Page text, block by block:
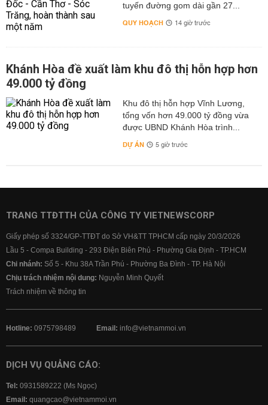
tuyến đường gom dài gần 27...
QUY HOẠCH 14 giờ trước
Khánh Hòa đề xuất làm khu đô thị hỗn hợp hơn
49.000 tỷ đồng
Khu đô thị hỗn hợp Vĩnh Lương,
tổng vốn hơn 49.000 tỷ đồng vừa
được UBND Khánh Hòa trình...
DỰ ÁN 5 giờ trước
TRANG TTĐTTH CỦA CÔNG TY VIETNEWSCORP
Giấy phép số 3324/GP-TTĐT do Sở VH&TT TPHCM cấp ngày 20/3/2026
Lầu 5 - Compa Building - 293 Điện Biên Phủ - Phường Gia Định - TP.HCM
Chi nhánh: Số 5 - Khu 38A Trần Phú - Phường Ba Đình - TP. Hà Nội
Chịu trách nhiệm nội dung: Nguyễn Minh Quyết
Trách nhiệm về thông tin
Hotline: 0975798489 Email: info@vietnammoi.vn
DỊCH VỤ QUẢNG CÁO:
Tel: 0931589222 (Ms Ngọc)
Email: quangcao@vietnammoi.vn